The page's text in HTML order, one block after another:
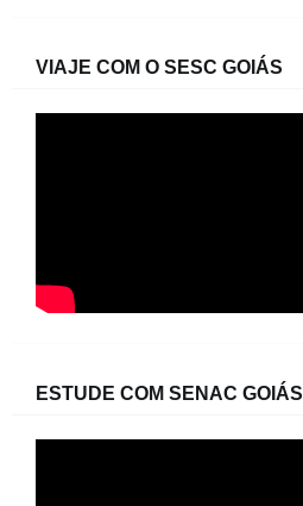
VIAJE COM O SESC GOIÁS
ESTUDE COM SENAC GOIÁS